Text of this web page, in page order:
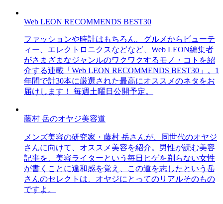
Web LEON RECOMMENDS BEST30
ファッションや時計はもちろん、グルメからビューテ
ィー、エレクトロニクスなどなど、Web LEON編集者
がさまざまなジャンルのワクワクするモノ・コトを紹
介する連載「Web LEON RECOMMENDS BEST30」。1
年間で計30本に厳選された最高にオススメのネタをお
届けします！ 毎週土曜日公開予定。
藤村 岳のオヤジ美容道
メンズ美容の研究家・藤村 岳さんが、同世代のオヤジ
さんに向けて、オススメ美容を紹介。男性が読む美容
記事を、美容ライターという毎日ヒゲを剃らない女性
が書くことに違和感を覚え、この道を志したという岳
さんのセレクトは、オヤジにとってのリアルそのもの
ですよ。